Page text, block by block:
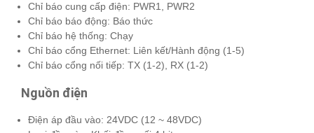
Chỉ báo cung cấp điện: PWR1, PWR2
Chỉ báo báo động: Báo thức
Chỉ báo hệ thống: Chạy
Chỉ báo cổng Ethernet: Liên kết/Hành động (1-5)
Chỉ báo cổng nối tiếp: TX (1-2), RX (1-2)
Nguồn điện
Điện áp đầu vào: 24VDC (12 ~ 48VDC)